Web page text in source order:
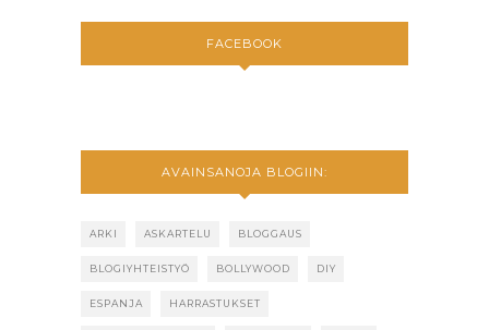
FACEBOOK
AVAINSANOJA BLOGIIN:
ARKI ASKARTELU BLOGGAUS
BLOGIYHTEISTYÖ BOLLYWOOD DIY
ESPANJA HARRASTUKSET